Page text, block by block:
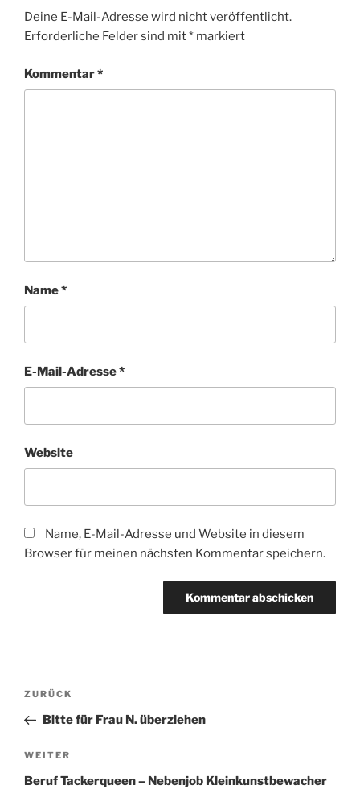
Deine E-Mail-Adresse wird nicht veröffentlicht.
Erforderliche Felder sind mit* markiert
Kommentar*
Name*
E-Mail-Adresse*
Website
Name, E-Mail-Adresse und Website in diesem
Browser für meinen nächsten Kommentar speichern.
Beitragsnavigation
Vorheriger
Beitrag
ZURÜCK
Bitte für Frau N. überziehen
Nächster
Beitrag
WEITER
Beruf Tackerqueen – Nebenjob Kleinkunstbewacher